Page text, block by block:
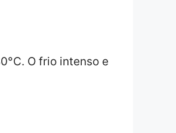
O frio intenso e